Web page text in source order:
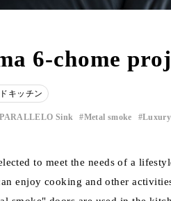
6-chome
キッチン
PARALLELO Sink ​ ​ Metal smoke Luxury
to meet the needs of a
enjoy cooking and other